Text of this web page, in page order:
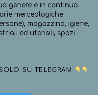
genere e in continua
merceologiche:
magazzino, igiene,
ed utensili, spazi
SU TELEGRAM